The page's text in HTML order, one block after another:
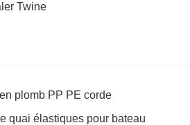
plomb PP PE corde
quai élastiques pour bateau